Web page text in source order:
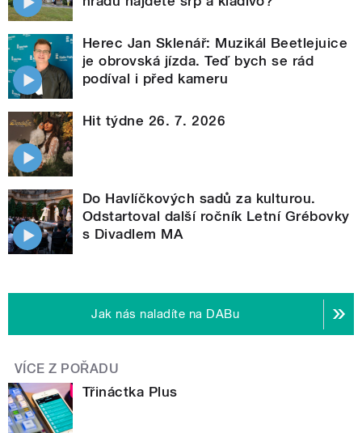
Herec Jan Sklenář: Muzikál Beetlejuice
je obrovská jízda. Teď bych se rád
podíval i před kameru
Hit týdne 26. 7. 2026
Do Havlíčkových sadů za kulturou.
Odstartoval další ročník Letní Grébovky
s Divadlem MA
Jak nás naladíte na DABu
VÍCE Z POŘADU
Třináctka Plus